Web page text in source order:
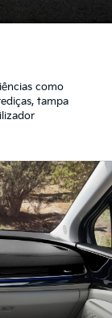
como
tampa